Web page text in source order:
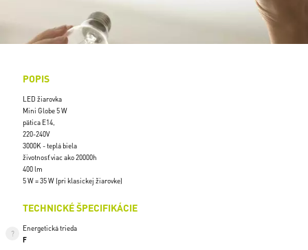
POPIS
LED žiarovka
Mini Globe 5 W
pätica E14,
220-240V
3000K - teplá biela
životnosť viac ako 20000h
400 lm
5 W = 35 W (pri klasickej žiarovke)
TECHNICKÉ ŠPECIFIKÁCIE
Energetická trieda
F